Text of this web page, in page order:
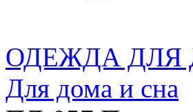
ОДЕЖДА ДЛЯ
Для дома и сна